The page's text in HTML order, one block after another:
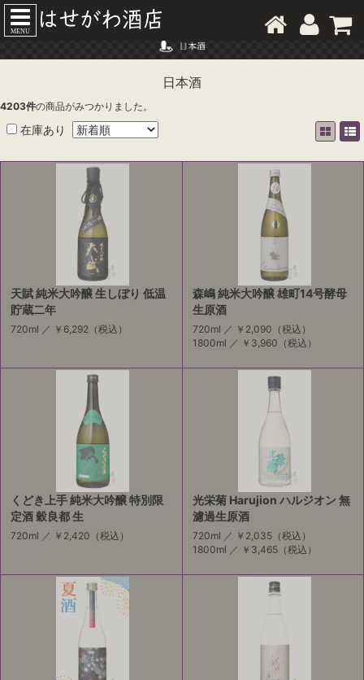
MENU
日本酒
4203件の商品がみつかりました。
在庫あり
天賦 純米大吟醸 生しぼり 低温
貯蔵二年
720ml ／ ￥6,292 （税込）
森嶋 純米大吟醸 雄町14号酵母
生原酒
720ml ／ ￥2,090 （税込）
1800ml ／ ￥3,960 （税込）
くどき上手 純米大吟醸 特別限
定酒 穀良都 生
720ml ／ ￥2,420 （税込）
光栄菊 Harujion ハルジオン 無
濾過生原酒
720ml ／ ￥2,035（税込）
1800ml ／ ￥3,465（税込）